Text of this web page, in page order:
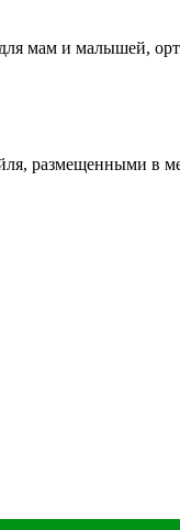
мам и малышей,
размещенными в